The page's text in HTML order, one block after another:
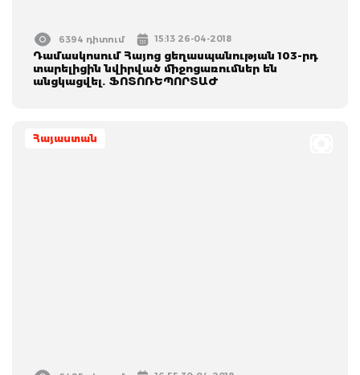
6394 դիտում 15:13 26-04-2018
Դամասկոսում Հայոց ցեղասպանության 103-րդ
տարելիցին նվիրված միջոցառումներ են
անցկացվել. ՖՈՏՈՌԵՊՈՐՏԱԺ
Հայաստան